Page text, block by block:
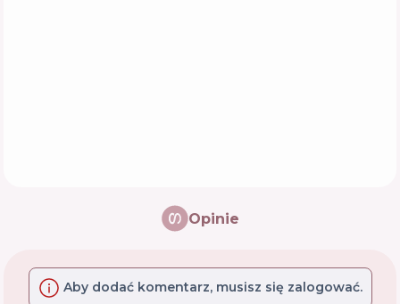
Opinie
Aby dodać komentarz, musisz się zalogować.